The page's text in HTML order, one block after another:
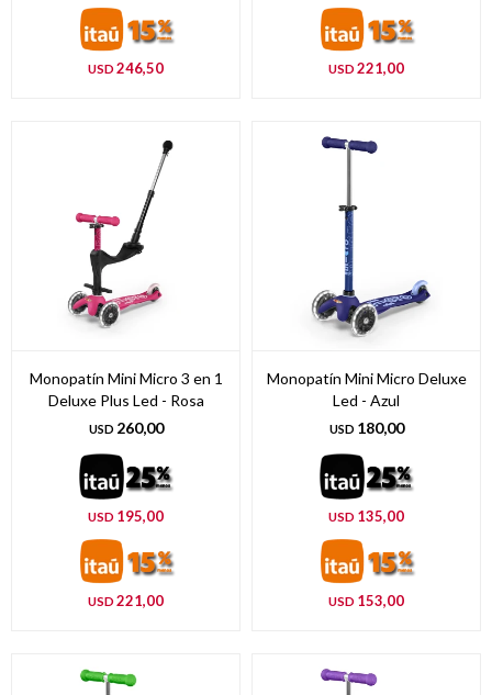
USD 246,50 USD 221,00
Monopatín Mini Micro 3 en 1
Deluxe Plus Led - Rosa
USD 260,00
USD 195,00
USD 221,00
Monopatín Mini Micro Deluxe
Led - Azul
USD 180,00
USD 135,00
USD 153,00